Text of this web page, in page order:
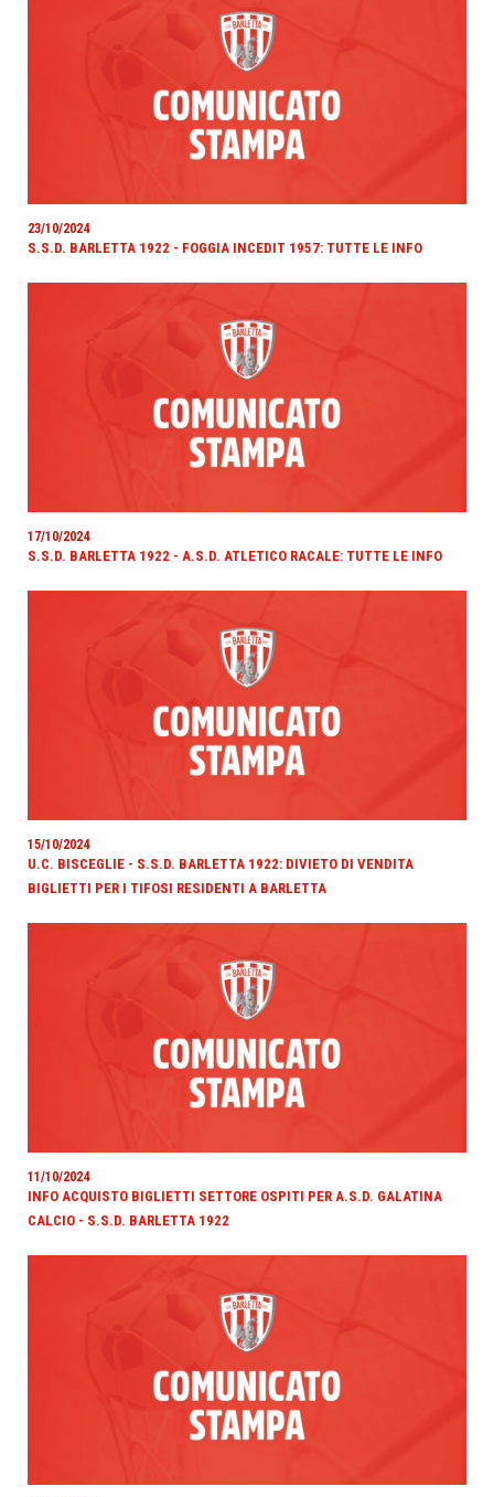
23/10/2024
S.S.D. BARLETTA 1922 - FOGGIA INCEDIT 1957: TUTTE LE INFO
17/10/2024
S.S.D. BARLETTA 1922 - A.S.D. ATLETICO RACALE: TUTTE LE INFO
15/10/2024
U.C. BISCEGLIE - S.S.D. BARLETTA 1922: DIVIETO DI VENDITA
BIGLIETTI PER I TIFOSI RESIDENTI A BARLETTA
11/10/2024
INFO ACQUISTO BIGLIETTI SETTORE OSPITI PER A.S.D. GALATINA
CALCIO - S.S.D. BARLETTA 1922